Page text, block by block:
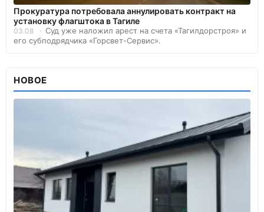
Прокуратура потребовала аннулировать контракт на
установку флагштока в Тагиле
03.08
Суд уже наложил арест на счета «Тагилдорстроя» и
его субподрядчика «Горсвет-Сервис».
НОВОЕ